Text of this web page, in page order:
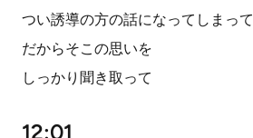
つい誘導の方の話になってしまって
だからそこの思いを
しっかり聞き取って
12:01